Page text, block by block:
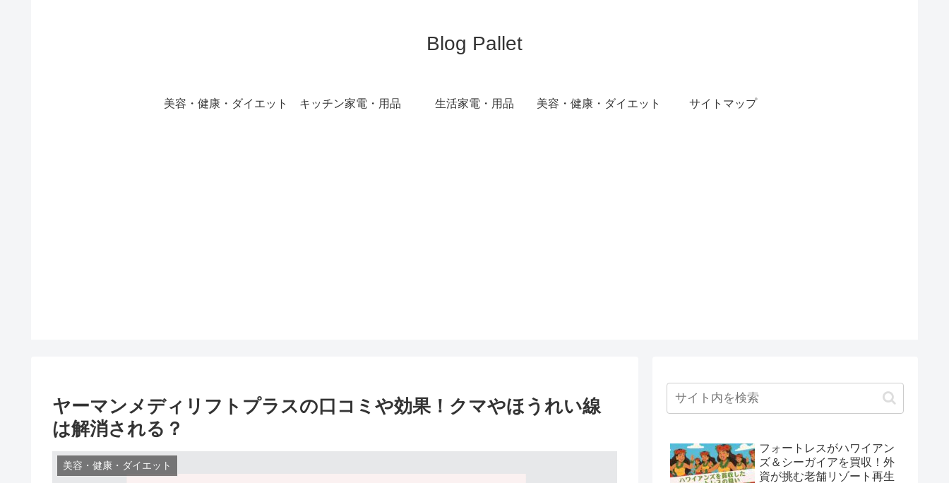
Blog Pallet
美容・健康・ダイエット キッチン家電・用品 生活家電・用品 美容・健康・ダイエット サイトマップ
ヤーマンメディリフトプラスの口コミや効果！クマやほうれい線
は解消される？
美容・健康・ダイエット
フォートレスがハワイアン
ズ＆シーガイアを買収！外
資が挑む老舗リゾート再生